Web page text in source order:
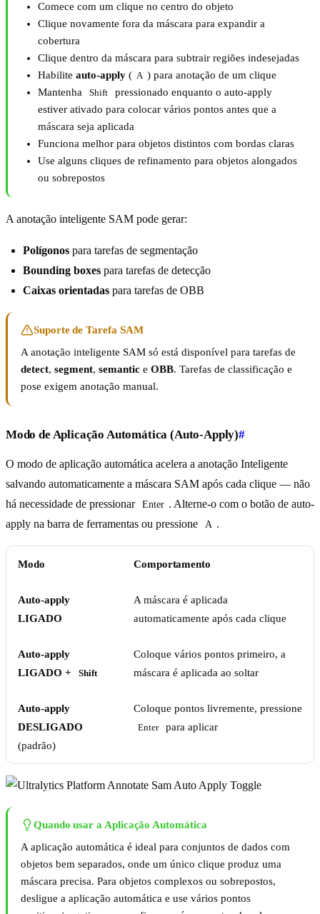
Comece com um clique no centro do objeto
Clique novamente fora da máscara para expandir a
cobertura
Clique dentro da máscara para subtrair regiões indesejadas
Habilite auto-apply ( A ) para anotação de um clique
Mantenha
Shift
pressionado enquanto o auto-apply
estiver ativado para colocar vários pontos antes que a
máscara seja aplicada
Funciona melhor para objetos distintos com bordas claras
Use alguns cliques de refinamento para objetos alongados
ou sobrepostos
A anotação inteligente SAM pode gerar:
Polígonos para tarefas de segmentação
Bounding boxes para tarefas de detecção
Caixas orientadas para tarefas de OBB
Suporte de Tarefa SAM
A anotação inteligente SAM só está disponível para tarefas de
detect, segment, semantic e OBB. Tarefas de classificação e
pose exigem anotação manual.
Modo de Aplicação Automática (Auto-Apply)#
O modo de aplicação automática acelera a anotação Inteligente
salvando automaticamente a máscara SAM após cada clique — não
há necessidade de pressionar Enter . Alterne-o com o botão de auto-
apply na barra de ferramentas ou pressione
A .
Modo Comportamento
Auto-apply
LIGADO
A máscara é aplicada
automaticamente após cada clique
Auto-apply
LIGADO +
Shift
Coloque vários pontos primeiro, a
máscara é aplicada ao soltar
Auto-apply
DESLIGADO
(padrão)
Coloque pontos livremente, pressione
Enter para aplicar
Quando usar a Aplicação Automática
A aplicação automática é ideal para conjuntos de dados com
objetos bem separados, onde um único clique produz uma
máscara precisa. Para objetos complexos ou sobrepostos,
desligue a aplicação automática e use vários pontos